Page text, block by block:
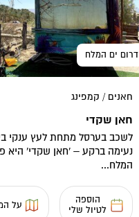
דרום ים המלח
חאנים / קמפינג
חאן שקדי
לשכב בערסל מתחת לעץ ענקי
נעימה ברקע – 'חאן שקדי' היא
המלח...
הוספה
לטיול שלי
על